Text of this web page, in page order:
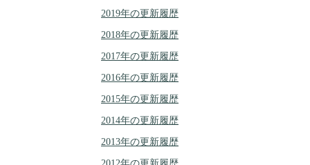
2019年の更新履歴
2018年の更新履歴
2017年の更新履歴
2016年の更新履歴
2015年の更新履歴
2014年の更新履歴
2013年の更新履歴
2012年の更新履歴